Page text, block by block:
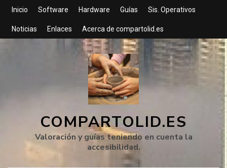
Inicio Software Hardware Guías Sis. Operativos
Noticias Enlaces Acerca de compartolid.es
COMPARTOLID.ES
Valoración y guías teniendo en cuenta la
accesibilidad.